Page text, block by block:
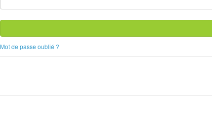
Mot de passe oublié ?